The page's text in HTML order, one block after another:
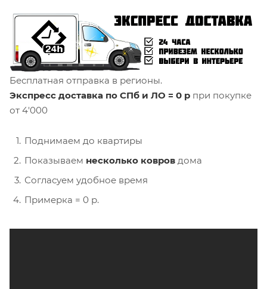
Бесплатная отправка в регионы.
Экспресс доставка по СПб и ЛО = 0 р при покупке
от 4'000
Поднимаем до квартиры
Показываем несколько ковров дома
Согласуем удобное время
Примерка = 0 р.